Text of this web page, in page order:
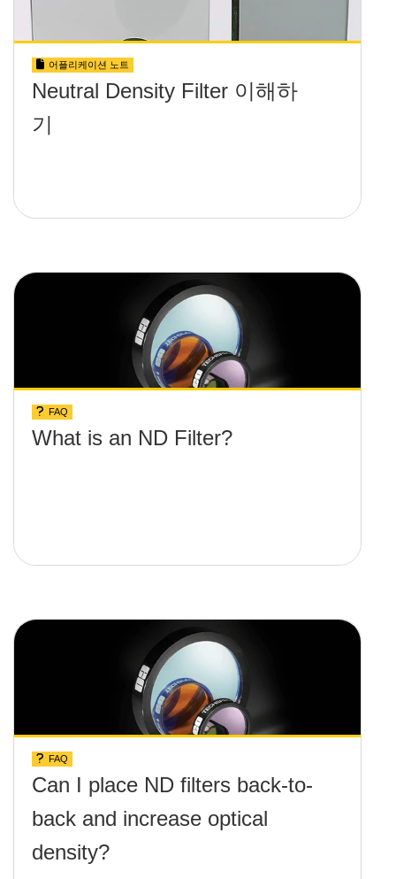
어플리케이션 노트
Neutral Density Filter 이해하
기
FAQ
What is an ND Filter?
FAQ
Can I place ND filters back-to-
back and increase optical
density?